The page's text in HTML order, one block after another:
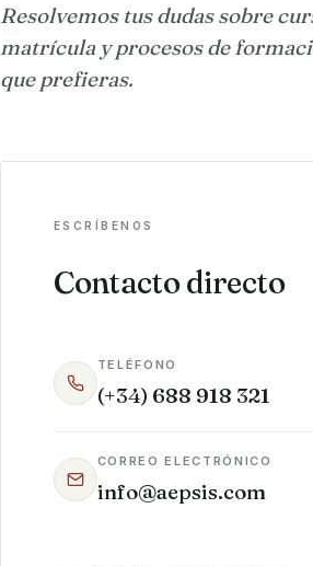
Resolvemos tus dudas sobre
matrícula y procesos de
que prefieras.
ESCRÍBENOS
Contacto directo
TELÉFONO
(+34) 688 918 321
CORREO ELECTRÓNICO
info@aepsis.com